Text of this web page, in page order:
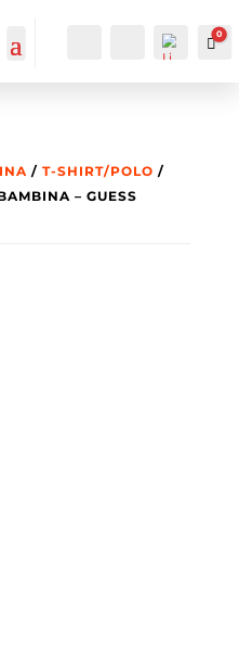
ACCOUNT
ACCOUNT
Cerca... 0
/ T-SHIRT/POLO /
– GUESS